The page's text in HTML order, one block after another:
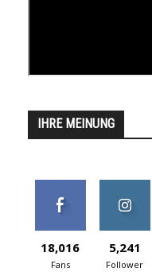
IHRE MEINUNG
18,016
Fans
5,241
Follower